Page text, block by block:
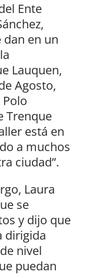
Ente
dan en un
Lauquen,
Agosto,
Trenque
está en
a muchos
ciudad”.
Laura
se
y dijo que
dirigida
nivel
puedan